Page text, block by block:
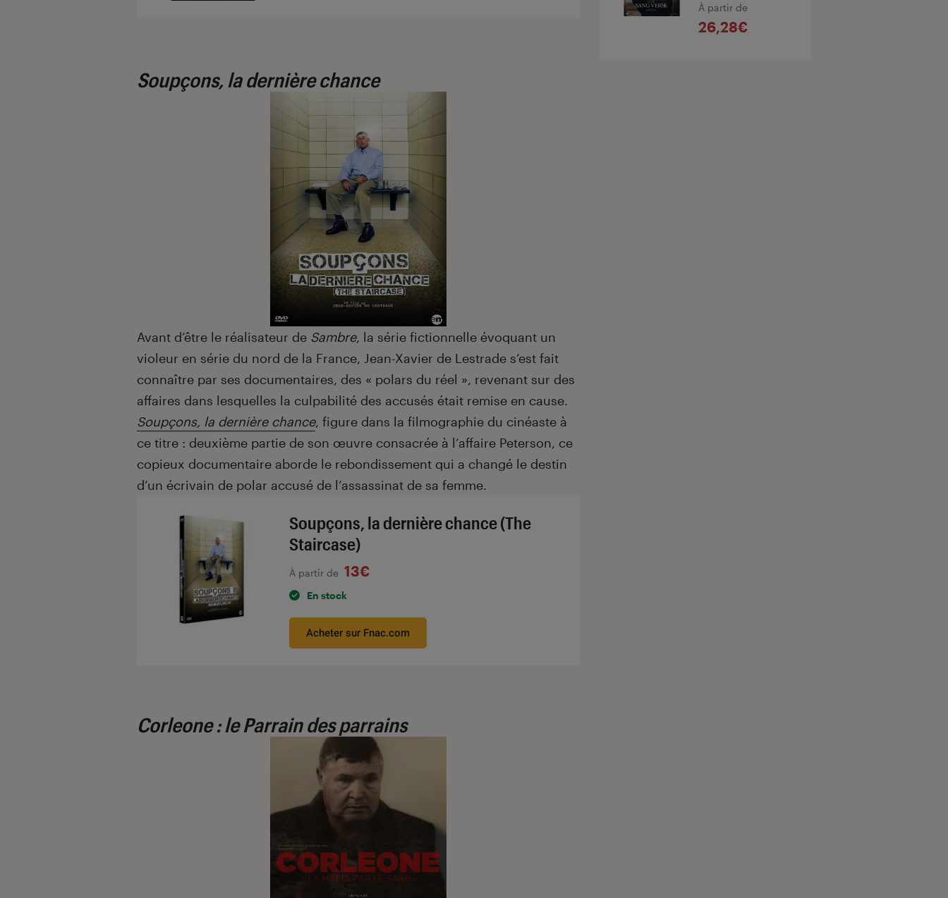
Soupçons, la dernière chance
Avant d’être le réalisateur de Sambre, la série fictionnelle évoquant un
violeur en série du nord de la France, Jean-Xavier de Lestrade s’est fait
connaître par ses documentaires, des « polars du réel », revenant sur des
affaires dans lesquelles la culpabilité des accusés était remise en cause.
Soupçons, la dernière chance, figure dans la filmographie du cinéaste à
ce titre : deuxième partie de son œuvre consacrée à l’affaire Peterson, ce
copieux documentaire aborde le rebondissement qui a changé le destin
d’un écrivain de polar accusé de l’assassinat de sa femme.
Soupçons, la dernière chance (The
Staircase)
À partir de 13€
En stock
Acheter sur Fnac.com
Corleone : le Parrain des parrains
À partir de
26,28€